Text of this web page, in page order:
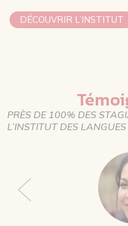
DÉCOUVRIR L’INSTITUT
PRÈS DE 100% DES
L’INSTITUT DES LANGUES